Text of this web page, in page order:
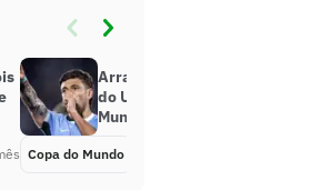
Arrascaeta joga? Veja escalação
do Uruguai na estreia da Copa do
Mundo
Copa do Mundo